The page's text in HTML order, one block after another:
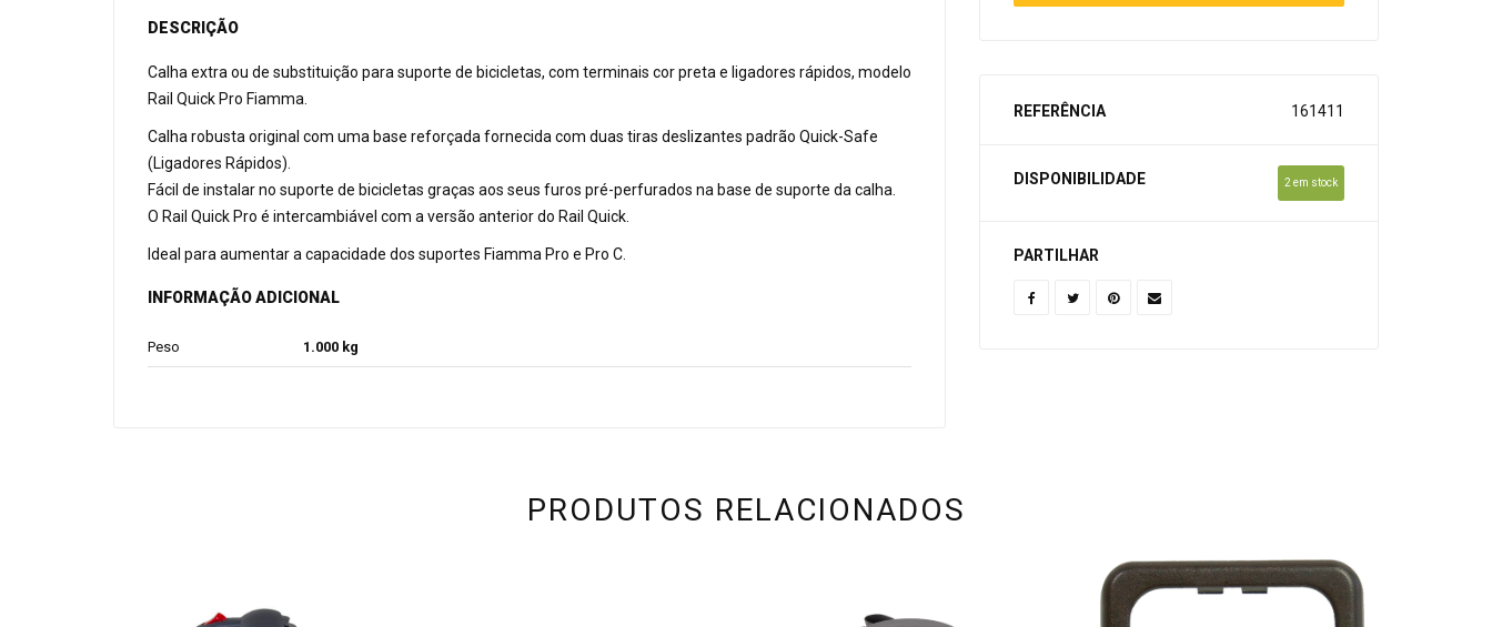
DESCRIÇÃO
Calha extra ou de substituição para suporte de bicicletas, com terminais cor preta e ligadores rápidos, modelo
Rail Quick Pro Fiamma.
Calha robusta original com uma base reforçada fornecida com duas tiras deslizantes padrão Quick-Safe
(Ligadores Rápidos).
Fácil de instalar no suporte de bicicletas graças aos seus furos pré-perfurados na base de suporte da calha.
O Rail Quick Pro é intercambiável com a versão anterior do Rail Quick.
Ideal para aumentar a capacidade dos suportes Fiamma Pro e Pro C.
INFORMAÇÃO ADICIONAL
Peso 1.000 kg
REFERÊNCIA 161411
DISPONIBILIDADE 2 em stock
PARTILHAR
PRODUTOS RELACIONADOS